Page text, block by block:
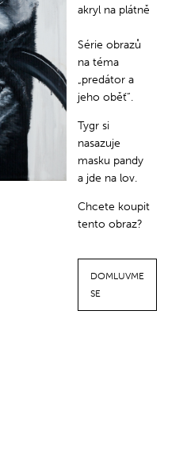
akryl na plátně
Série obrazů
na téma
„predátor a
jeho oběť“.
Tygr si
nasazuje
masku pandy
a jde na lov.
Chcete koupit
tento obraz?
DOMLUVME
SE